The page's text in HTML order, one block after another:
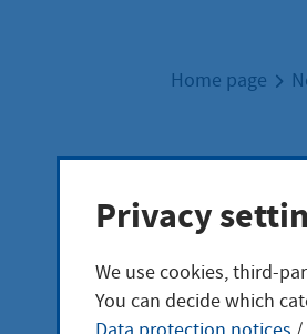
Home page
Privacy
We use cookies, third-
You can decide which